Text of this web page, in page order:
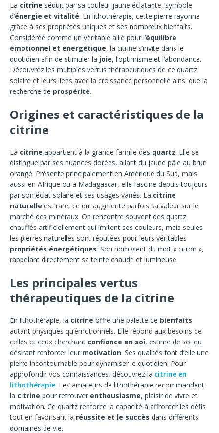
La citrine séduit par sa couleur jaune éclatante, symbole
d’énergie et vitalité. En lithothérapie, cette pierre rayonne
grâce à ses propriétés uniques et ses nombreux bienfaits.
Considérée comme un véritable allié pour l’équilibre
émotionnel et énergétique, la citrine s’invite dans le
quotidien afin de stimuler la joie, l’optimisme et l’abondance.
Découvrez les multiples vertus thérapeutiques de ce quartz
solaire et leurs liens avec la croissance personnelle ainsi que la
recherche de prospérité.
Origines et caractéristiques de la
citrine
La citrine appartient à la grande famille des quartz. Elle se
distingue par ses nuances dorées, allant du jaune pâle au brun
orangé. Présente principalement en Amérique du Sud, mais
aussi en Afrique ou à Madagascar, elle fascine depuis toujours
par son éclat solaire et ses usages variés. La citrine
naturelle est rare, ce qui augmente parfois sa valeur sur le
marché des minéraux. On rencontre souvent des quartz
chauffés artificiellement qui imitent ses couleurs, mais seules
les pierres naturelles sont réputées pour leurs véritables
propriétés énergétiques. Son nom vient du mot « citron »,
rappelant directement sa teinte chaude et lumineuse.
Les principales vertus
thérapeutiques de la citrine
En lithothérapie, la citrine offre une palette de bienfaits
autant physiques qu’émotionnels. Elle répond aux besoins de
celles et ceux cherchant confiance en soi, estime de soi ou
désirant renforcer leur motivation. Ses qualités font d’elle une
pierre incontournable pour dynamiser le quotidien. Pour
approfondir vos connaissances, découvrez la citrine en
lithothérapie. Les amateurs de lithothérapie recommandent
la citrine pour retrouver enthousiasme, plaisir de vivre et
motivation. Ce quartz renforce la capacité à affronter les défis
tout en favorisant la réussite et le succès dans différents
domaines de vie.